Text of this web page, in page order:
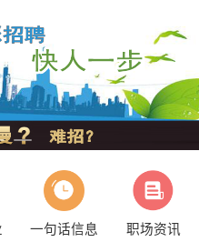
一句话信息
职场资讯